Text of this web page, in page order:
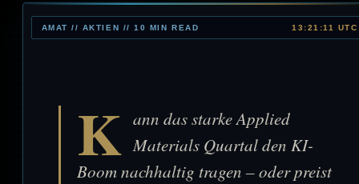
AMAT // AKTIEN // 10 MIN READ 13:21:11 UTC
K ann das starke Applied
Materials Quartal den KI-
Boom nachhaltig tragen – oder preist